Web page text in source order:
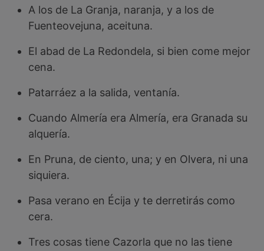
A los de La Granja, naranja, y a los de
Fuenteovejuna, aceituna.
El abad de La Redondela, si bien come mejor
cena.
Patarráez a la salida, ventanía.
Cuando Almería era Almería, era Granada su
alquería.
En Pruna, de ciento, una; y en Olvera, ni una
siquiera.
Pasa verano en Écija y te derretirás como
cera.
Tres cosas tiene Cazorla que no las tiene